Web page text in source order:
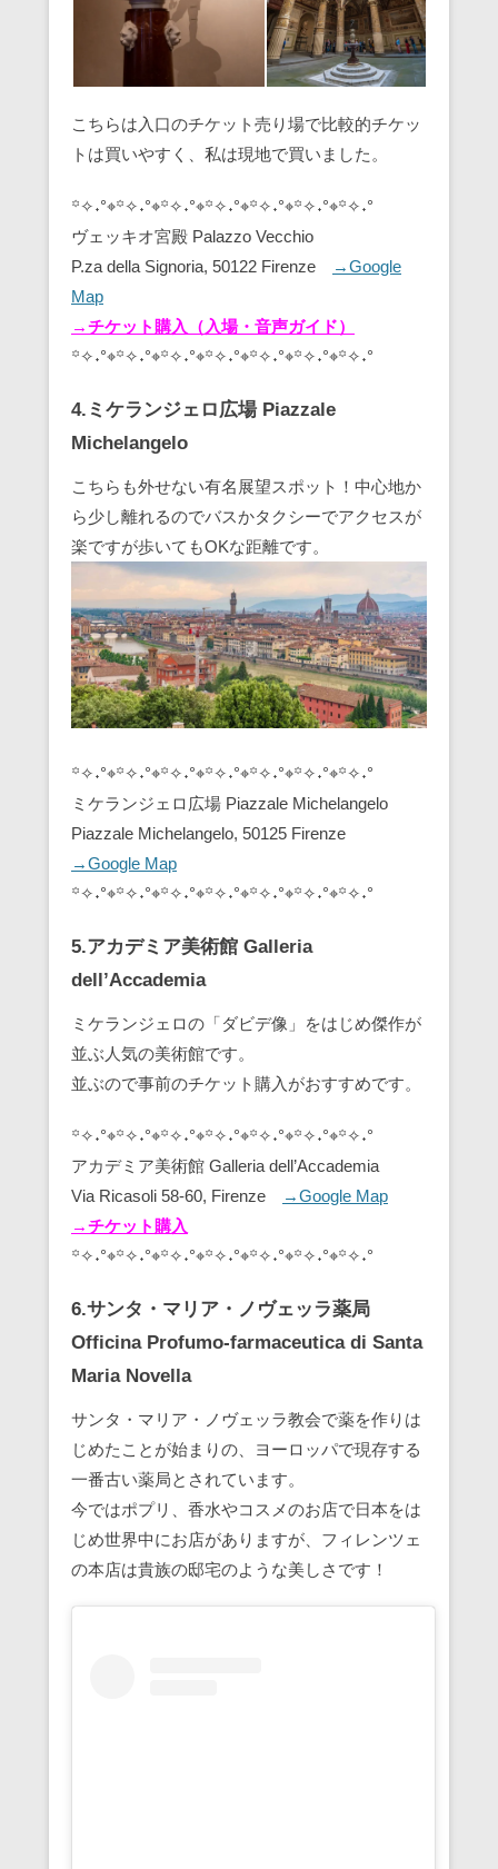
こちらは入口のチケット売り場で比較的チケッ
トは買いやすく、私は現地で買いました。
꙳✧˖°⌖꙳✧˖°⌖꙳✧˖°⌖꙳✧˖°⌖꙳✧˖°⌖꙳✧˖°⌖꙳✧˖°
ヴェッキオ宮殿 Palazzo Vecchio
P.za della Signoria, 50122 Firenze
→Google
Map
→チケット購入（入場・音声ガイド）
꙳✧˖°⌖꙳✧˖°⌖꙳✧˖°⌖꙳✧˖°⌖꙳✧˖°⌖꙳✧˖°⌖꙳✧˖°
4.ミケランジェロ広場 Piazzale
Michelangelo
こちらも外せない有名展望スポット！中心地か
ら少し離れるのでバスかタクシーでアクセスが
楽ですが歩いてもOKな距離です。
꙳✧˖°⌖꙳✧˖°⌖꙳✧˖°⌖꙳✧˖°⌖꙳✧˖°⌖꙳✧˖°⌖꙳✧˖°
ミケランジェロ広場 Piazzale Michelangelo
Piazzale Michelangelo, 50125 Firenze
→Google Map
꙳✧˖°⌖꙳✧˖°⌖꙳✧˖°⌖꙳✧˖°⌖꙳✧˖°⌖꙳✧˖°⌖꙳✧˖°
5.アカデミア美術館 Galleria
dell’Accademia
ミケランジェロの「ダビデ像」をはじめ傑作が
並ぶ人気の美術館です。
並ぶので事前のチケット購入がおすすめです。
꙳✧˖°⌖꙳✧˖°⌖꙳✧˖°⌖꙳✧˖°⌖꙳✧˖°⌖꙳✧˖°⌖꙳✧˖°
アカデミア美術館 Galleria dell’Accademia
Via Ricasoli 58-60, Firenze
→Google Map
→チケット購入
꙳✧˖°⌖꙳✧˖°⌖꙳✧˖°⌖꙳✧˖°⌖꙳✧˖°⌖꙳✧˖°⌖꙳✧˖°
6.サンタ・マリア・ノヴェッラ薬局
Officina Profumo-farmaceutica di Santa
Maria Novella
サンタ・マリア・ノヴェッラ教会で薬を作りは
じめたことが始まりの、ヨーロッパで現存する
一番古い薬局とされています。
今ではポプリ、香水やコスメのお店で日本をは
じめ世界中にお店がありますが、フィレンツェ
の本店は貴族の邸宅のような美しさです！